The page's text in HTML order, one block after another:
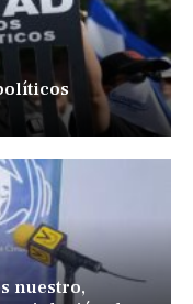
políticos
nuestro,